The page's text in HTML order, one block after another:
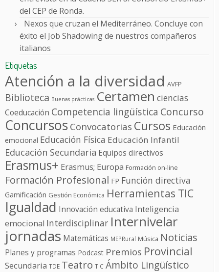
del CEP de Ronda.
Nexos que cruzan el Mediterráneo. Concluye con
éxito el Job Shadowing de nuestros compañeros
italianos
Etiquetas
Atención a la diversidad AVFP
Biblioteca Buenas prácticas Certamen ciencias
Coeducación Competencia lingüística Concurso
ConcursosConvocatorias Cursos Educación
emocional Educación Física Educación Infantil
Educación Secundaria Equipos directivos
Erasmus+ Erasmus; Europa Formación on-line
Formación Profesional FP Función directiva
Gamificación Gestión Económica Herramientas TIC
Igualdad Innovación educativa Inteligencia
emocional Interdisciplinar Internivelar
jornadas Matemáticas MEPRural Música Noticias
Planes y programas Podcast Premios Provincial
Secundaria TDE Teatro TIC Ámbito Lingüístico